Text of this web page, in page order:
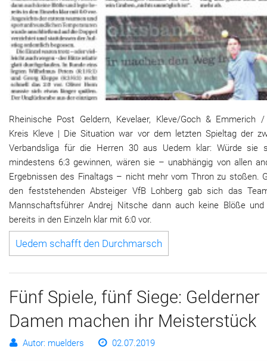
Rheinische Post Geldern, Kevelaer, Kleve/Goch & Emmerich
Kreis Kleve | Die Situation war vor dem letzten Spieltag der
Verbandsliga für die Herren 30 aus Uedem klar: Würde sie
mindestens 6:3 gewinnen, wären sie – unabhängig von allen
Ergebnissen des Finaltags – nicht mehr vom Thron zu stoßen.
den feststehenden Absteiger VfB Lohberg gab sich das
Mannschaftsführer Andrej Nitsche dann auch keine Blöße und
bereits in den Einzeln klar mit 6:0 vor.
Uedem schafft den Durchmarsch
Fünf Spiele, fünf Siege: Gelderner
Damen machen ihr Meisterstück
Autor: muelders 02.07.2019